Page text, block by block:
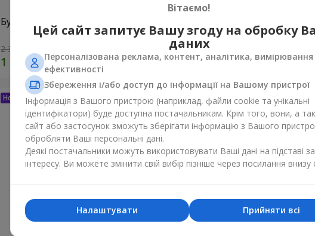
Букет "Мрії збуваються"
2 352 грн Замовити 3 199 грн
Вітаємо!
Цей сайт запитує Вашу згоду на обробку
даних
Персоналізована реклама, контент, аналітика, вимірювання
ефективності
Збереження і/або доступ до інформації на Вашому пристрої
Інформація з Вашого пристрою (наприклад, файли cookie та унікальні
ідентифікатори) буде доступна постачальникам. Крім того, вони, а
сайт або застосунок зможуть зберігати інформацію з Вашого
обробляти Ваші персональні дані.
Деякі постачальники можуть використовувати Ваші дані на підставі
інтересу. Ви можете змінити свій вибір пізніше через посилання внизу
Прийняти всі
Налаштувати